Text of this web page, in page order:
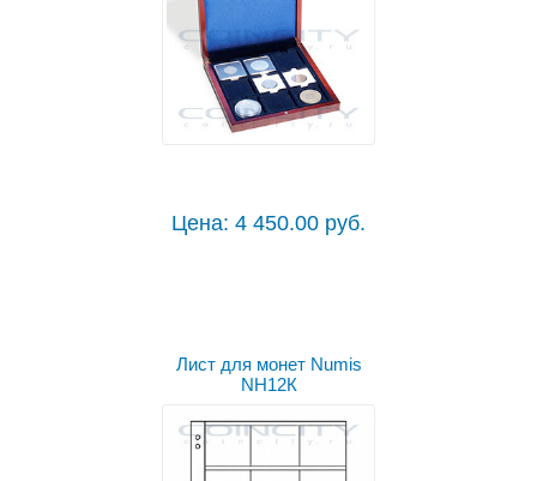
Цена: 4 450.00 руб.
Лист для монет Numis
NH12К